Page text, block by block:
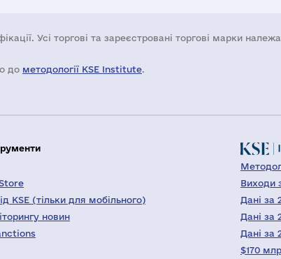
Усі торгові та зареєстровані торгові марки
до методології KSE Institute.
KSE (тільки для мобільного)
новин
Виходи
Дані за
Дані за
Дані за
$170